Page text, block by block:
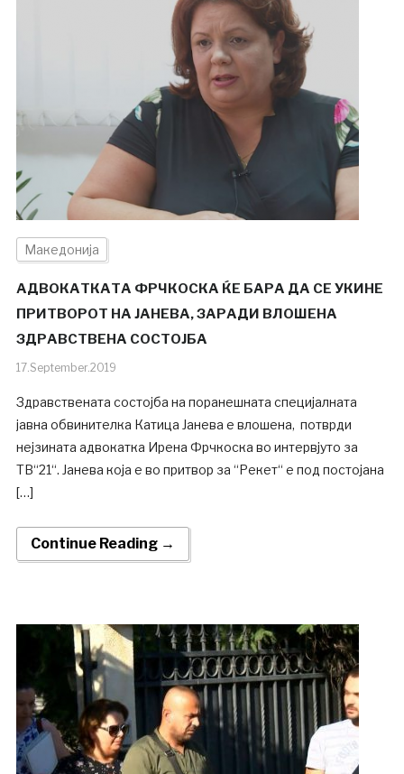
Македонија
АДВОКАТКАТА ФРЧКОСКА ЌЕ БАРА ДА СЕ УКИНЕ
ПРИТВОРОТ НА ЈАНЕВА, ЗАРАДИ ВЛОШЕНА
ЗДРАВСТВЕНА СОСТОЈБА
17.September.2019
Здравствената состојба на поранешната специјалната
јавна обвинителка Катица Јанева е влошена, потврди
нејзината адвокатка Ирена Фрчкоска во интервјуто за
ТВ“21“. Јанева која е во притвор за “Рекет“ е под постојана
[…]
Continue Reading →